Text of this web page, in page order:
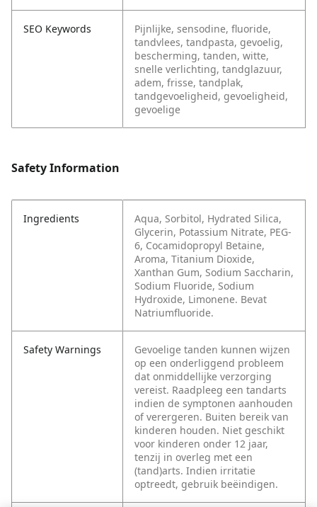
SEO Keywords
Pijnlijke, sensodine, fluoride,
tandvlees, tandpasta, gevoelig,
bescherming, tanden, witte,
snelle verlichting, tandglazuur,
adem, frisse, tandplak,
tandgevoeligheid, gevoeligheid,
gevoelige
Safety Information
Ingredients
Aqua, Sorbitol, Hydrated Silica,
Glycerin, Potassium Nitrate, PEG-
6, Cocamidopropyl Betaine,
Aroma, Titanium Dioxide,
Xanthan Gum, Sodium Saccharin,
Sodium Fluoride, Sodium
Hydroxide, Limonene. Bevat
Natriumfluoride.
Safety Warnings
Gevoelige tanden kunnen wijzen
op een onderliggend probleem
dat onmiddellijke verzorging
vereist. Raadpleeg een tandarts
indien de symptonen aanhouden
of verergeren. Buiten bereik van
kinderen houden. Niet geschikt
voor kinderen onder 12 jaar,
tenzij in overleg met een
(tand)arts. Indien irritatie
optreedt, gebruik beëindigen.